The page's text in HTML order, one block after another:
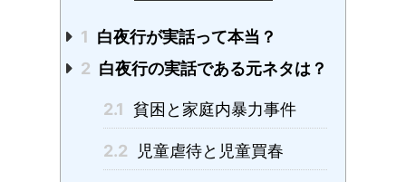
1 白夜行が実話って本当？
2 白夜行の実話である元ネタは？
2.1 貧困と家庭内暴力事件
2.2 児童虐待と児童買春